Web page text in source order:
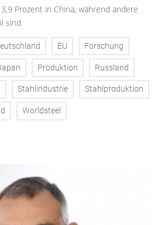
Prozent in China, während andere
sind
EU Forschung
Produktion Russland
Stahlindustrie Stahlproduktion
Worldsteel